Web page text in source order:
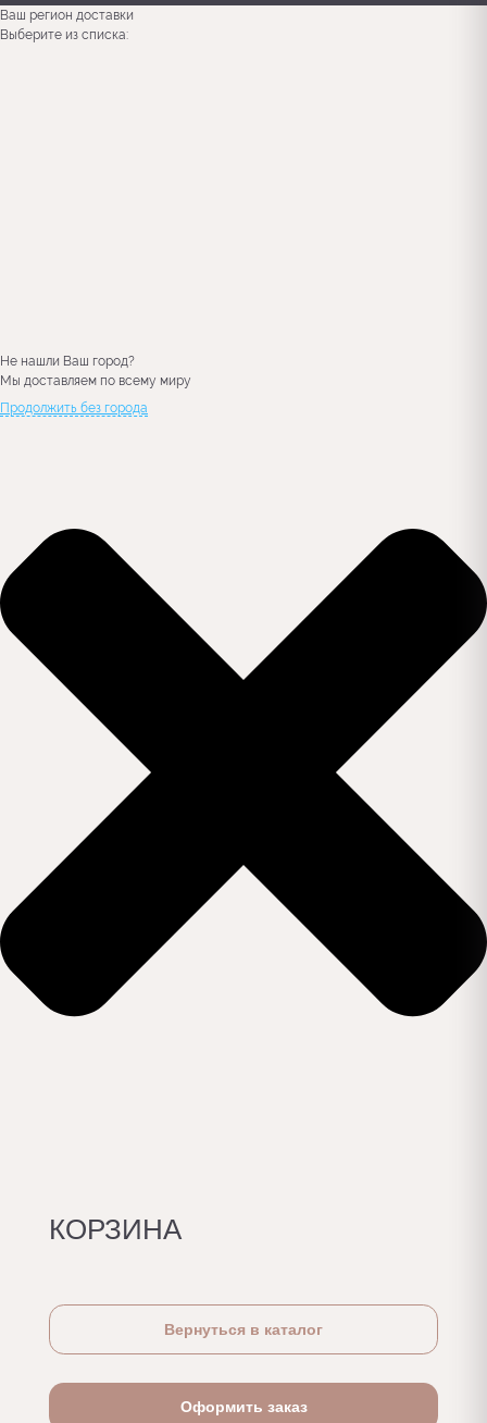
Ваш регион доставки
Выберите из списка:
Не нашли Ваш город?
Мы доставляем по всему миру
Продолжить без города
КОРЗИНА
Вернуться в каталог
Оформить заказ